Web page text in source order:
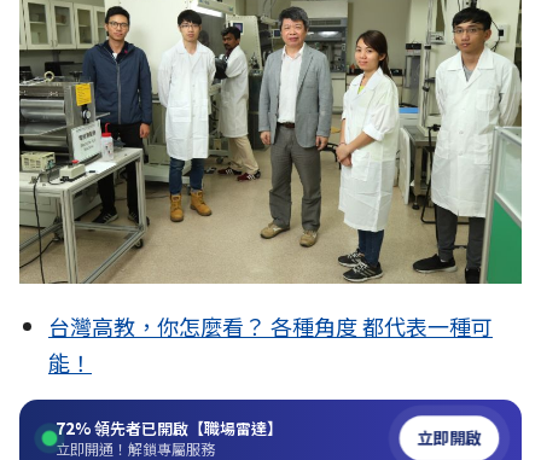
台灣高教，你怎麼看？ 各種角度 都代表一種可
能！
72%領先者已開啟【職場雷達】
立即開通！解鎖專屬服務 立即開啟